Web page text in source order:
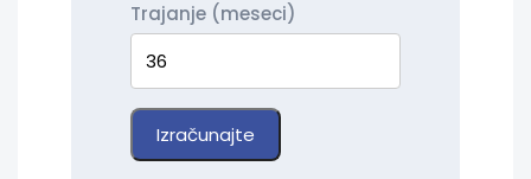
Trajanje (meseci)
Izračunajte